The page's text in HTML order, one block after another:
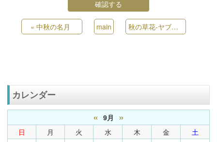
«中秋の名月 main 秋の草花-ヤブラン
カレンダー
« 9月 »
日 月 火 水 木 金
土